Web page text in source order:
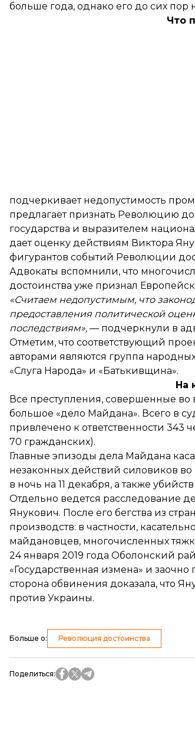
больше года, однако его до сих пор
Что
подчеркивает недопустимость
предлагает признать Революцию
государства и выразителем
дает оценку действиям Виктора
фигурантов событий Революции
Адвокаты вспомнили, что
достоинства уже признал
«Считаем недопустимым, что
предоставления политической
последствиям», — подчеркнули в
Отметим, что соответствующий
авторами являются группа
«Слуга Народа» и «Батькивщина».
На
Все преступления, совершенные
большое «дело Майдана». Всего в
привлечено к ответственности 343
70 гражданских).
Главные эпизоды дела Майдана
незаконных действий силовиков
в ночь на 11 декабря, а также
Отдельно ведется расследование
Янукович. После его бегства из
производств: в частности,
майдановцев, многочисленных
24 января 2019 года Оболонский
«Государственная измена» и
сторона обвинения доказала, что
против Украины.
Больше о: Революция достоинства
Поделиться: